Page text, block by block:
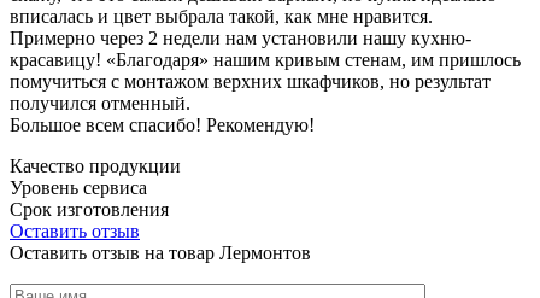
вписалась и цвет выбрала такой, как мне нравится.
Примерно через 2 недели нам установили нашу кухню-
красавицу! «Благодаря» нашим кривым стенам, им пришлось
помучиться с монтажом верхних шкафчиков, но результат
получился отменный.
Большое всем спасибо! Рекомендую!
Качество продукции
Уровень сервиса
Срок изготовления
Оставить отзыв
Оставить отзыв на товар Лермонтов